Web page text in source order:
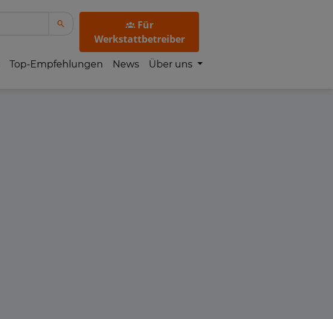
Für
Werkstattbetreiber
Top-Empfehlungen News Über uns